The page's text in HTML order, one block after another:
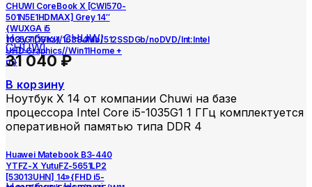
CHUWI CoreBook X [CWI570-
501N5E1HDMAX] Grey 14″
{WUXGA i5
1035G1(1Ghz)/16384Mb/512SSDGb/noDVD/Int:Intel
UHD Graphics//Win11Home +
m}
Ноутбуки CHUWI
CHUWI
31 040₽
В корзину
Ноутбук X 14 от компании Chuwi на базе
процессора Intel Core i5-1035G1 1 ГГц комплектуется
оперативной памятью типа DDR 4
Huawei Matebook B3-440
YTFZ-X YutuFZ-5651LP2
[53013UHN] 14»{FHD i5-